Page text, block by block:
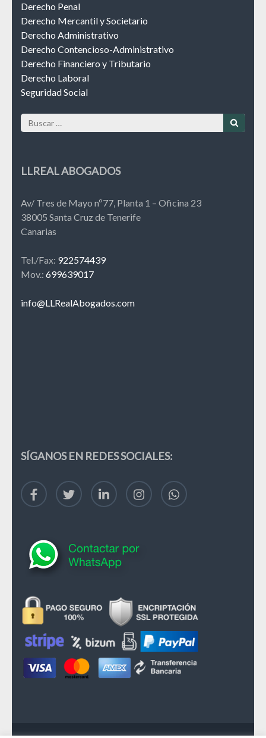
Derecho Penal
Derecho Mercantil y Societario
Derecho Administrativo
Derecho Contencioso-Administrativo
Derecho Financiero y Tributario
Derecho Laboral
Seguridad Social
Buscar:
LLREAL ABOGADOS
Av/ Tres de Mayo nº77, Planta 1 – Oficina 23
38005 Santa Cruz de Tenerife
Canarias
Tel./Fax: 922574439
Mov.: 699639017
info@LLRealAbogados.com
SÍGANOS EN REDES SOCIALES: